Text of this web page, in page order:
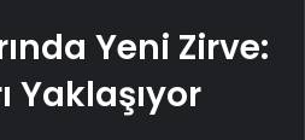
Yeni Zirve:
Yaklaşıyor